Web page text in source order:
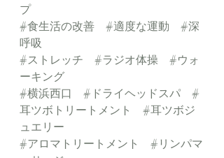
プ
#食生活の改善
#適度な運動
#深
呼吸
#ストレッチ
#ラジオ体操
#ウォ
ーキング
#横浜西口
#ドライヘッドスパ
#
耳ツボトリートメント
#耳ツボジ
ュエリー
#アロマトリートメント
#リンパマ